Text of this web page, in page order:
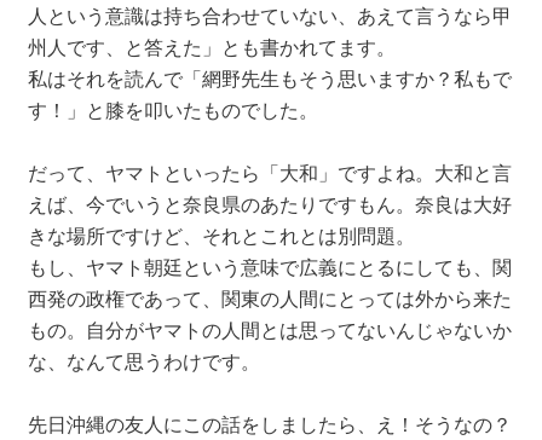
人という意識は持ち合わせていない、あえて言うなら甲
州人です、と答えた」とも書かれてます。
私はそれを読んで「網野先生もそう思いますか？私もで
す！」と膝を叩いたものでした。
だって、ヤマトといったら「大和」ですよね。大和と言
えば、今でいうと奈良県のあたりですもん。奈良は大好
きな場所ですけど、それとこれとは別問題。
もし、ヤマト朝廷という意味で広義にとるにしても、関
西発の政権であって、関東の人間にとっては外から来た
もの。自分がヤマトの人間とは思ってないんじゃないか
な、なんて思うわけです。
先日沖縄の友人にこの話をしましたら、え！そうなの？